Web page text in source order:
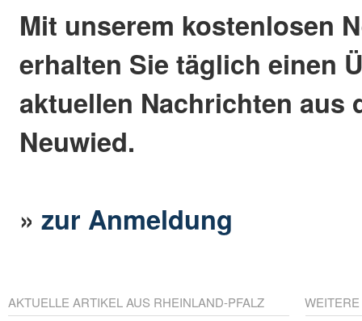
Mit unserem kostenlosen
erhalten Sie täglich einen
aktuellen Nachrichten aus
Neuwied.
»zur Anmeldung
AKTUELLE ARTIKEL AUS RHEINLAND-PFALZ